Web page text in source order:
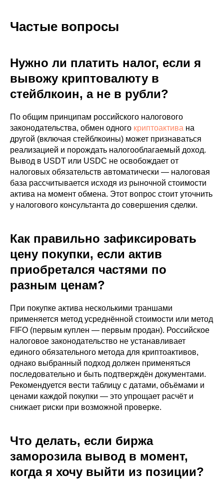
Частые вопросы
Нужно ли платить налог, если я
вывожу криптовалюту в
стейблкоин, а не в рубли?
По общим принципам российского налогового
законодательства, обмен одного криптоактива на
другой (включая стейблкоины) может признаваться
реализацией и порождать налогооблагаемый доход.
Вывод в USDT или USDC не освобождает от
налоговых обязательств автоматически — налоговая
база рассчитывается исходя из рыночной стоимости
актива на момент обмена. Этот вопрос стоит уточнить
у налогового консультанта до совершения сделки.
Как правильно зафиксировать
цену покупки, если актив
приобретался частями по
разным ценам?
При покупке актива несколькими траншами
применяется метод усреднённой стоимости или метод
FIFO (первым куплен — первым продан). Российское
налоговое законодательство не устанавливает
единого обязательного метода для криптоактивов,
однако выбранный подход должен применяться
последовательно и быть подтверждён документами.
Рекомендуется вести таблицу с датами, объёмами и
ценами каждой покупки — это упрощает расчёт и
снижает риски при возможной проверке.
Что делать, если биржа
заморозила вывод в момент,
когда я хочу выйти из позиции?